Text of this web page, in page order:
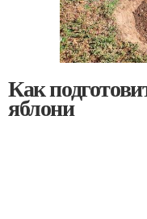
Как
яблони